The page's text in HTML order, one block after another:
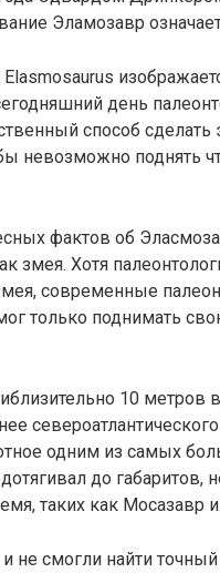
Эламозавр
день
способ
невозможно поднять
фактов об
змея. Хотя
современные
только поднимать
10 метров
одним из самых
до габаритов,
таких как Мосазавр
не смогли найти